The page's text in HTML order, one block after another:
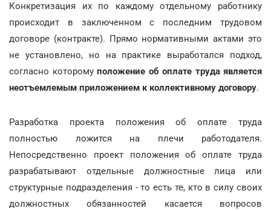
Конкретизация их по каждому отдельному работнику
происходит в заключенном с последним трудовом
договоре (контракте). Прямо нормативными актами это
не установлено, но на практике выработался подход,
согласно которому положение об оплате труда является
неотъемлемым приложением к коллективному договору.
Разработка проекта положения об оплате труда
полностью ложится на плечи работодателя.
Непосредственно проект положения об оплате труда
разрабатывают отдельные должностные лица или
структурные подразделения - то есть те, кто в силу своих
должностных обязанностей касается вопросов